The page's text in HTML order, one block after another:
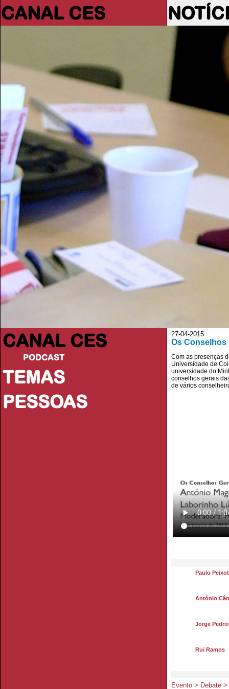
CANAL CES
CANAL CES
PODCAST
TEMAS
PESSOAS
27-04-2015
Os Conselhos
Com as presenças
Universidade de
universidade do
conselhos gerais
de vários
Paulo
António
Jorge
Rui Ramos
Evento > Debate